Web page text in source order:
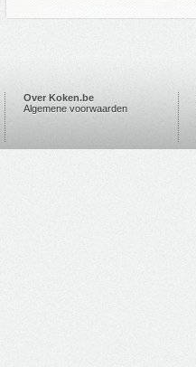
Over Koken.be
Algemene voorwaarden